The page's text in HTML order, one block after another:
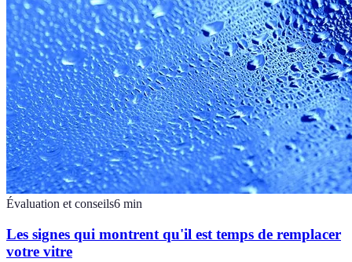
Évaluation et conseils6 min
Les signes qui montrent qu'il est temps de remplacer
votre vitre